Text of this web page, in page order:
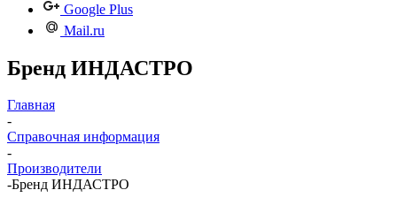
Google Plus
Mail.ru
Бренд ИНДАСТРО
Главная
-
Справочная информация
-
Производители
-Бренд ИНДАСТРО